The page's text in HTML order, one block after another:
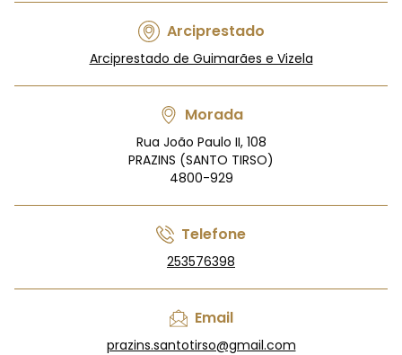
Arciprestado
Arciprestado de Guimarães e Vizela
Morada
Rua João Paulo II, 108
PRAZINS (SANTO TIRSO)
4800-929
Telefone
253576398
Email
prazins.santotirso@gmail.com